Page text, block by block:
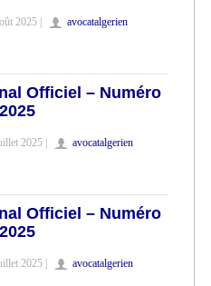
2025 | avocatalgerien
Officiel – Numéro
2025 | avocatalgerien
Officiel – Numéro
2025 | avocatalgerien